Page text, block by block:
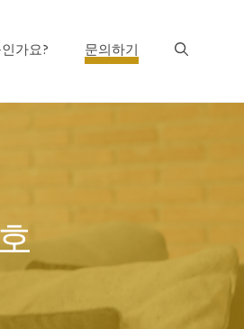
가요? 문의하기